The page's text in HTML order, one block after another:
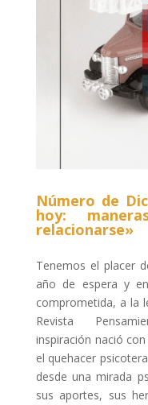
Número de
hoy:
relacionarse»
Tenemos el placer
año de espera y
comprometida, a la
Revista
inspiración nació
el quehacer
desde una mirada
sus aportes, sus